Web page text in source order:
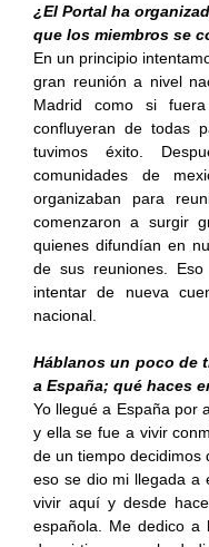
¿El Portal ha
que los miembros se
En un principio
gran reunión a nivel
Madrid como si
confluyeran de todas
tuvimos éxito.
comunidades de
organizaban para
comenzaron a surgir
quienes difundían en
de sus reuniones.
intentar de nueva
nacional.
Háblanos un poco de
a España; qué haces
Yo llegué a España por
y ella se fue a vivir
de un tiempo decidimos
eso se dio mi llegada a
vivir aquí y desde
española. Me dedico a